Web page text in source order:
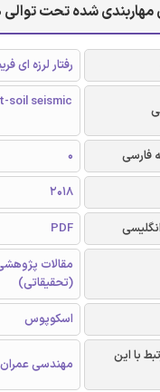
شده تحت توالی
رفتار لرزه ای
soil seismic
فارسی
0
2018
PDF
مقالات
(تحقیقاتی)
اسکوپوس
با این
مهندسی عمران